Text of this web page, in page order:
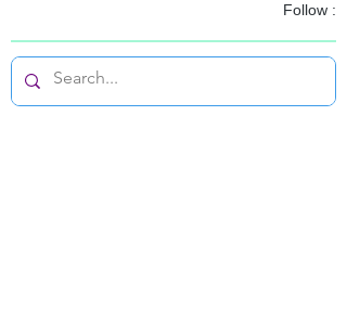
Follow :